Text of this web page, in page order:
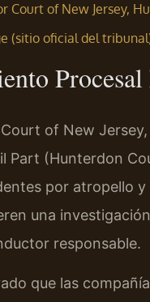
Court of New Jersey,
(sitio oficial del
of New
Part (Hunterdon
por atropello y
una
responsable.
que las